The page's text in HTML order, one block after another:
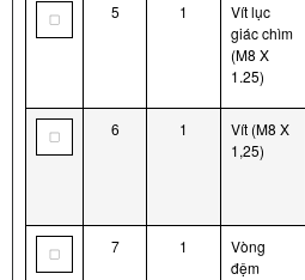
5 1
Vít lục
giác chìm
(M8 X
1.25)
6 1
Vít (M8 X
1,25)
7 1
Vòng
đệm